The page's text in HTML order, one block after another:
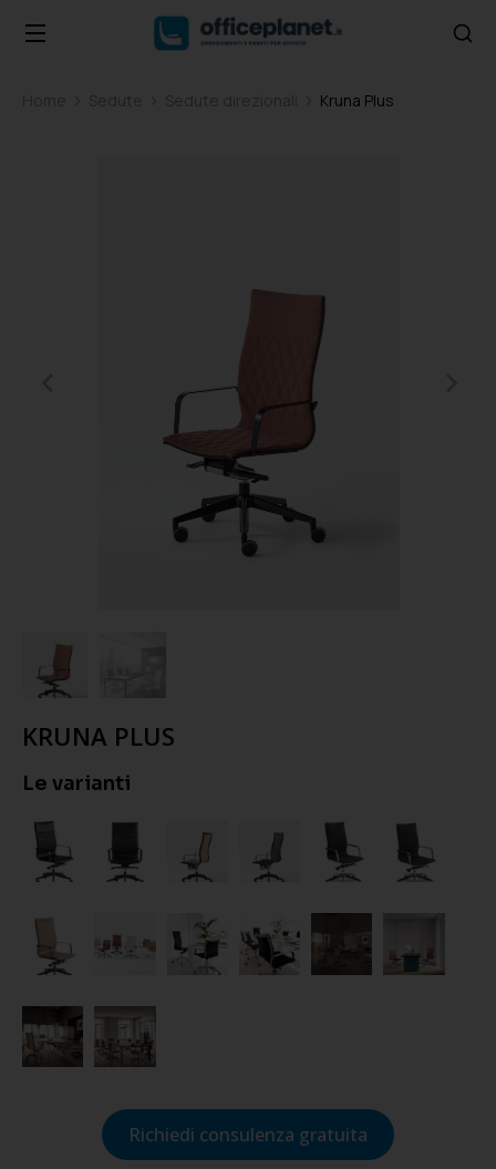
Kruna Plus
KRUNA PLUS
Le varianti
Richiedi consulenza gratuita